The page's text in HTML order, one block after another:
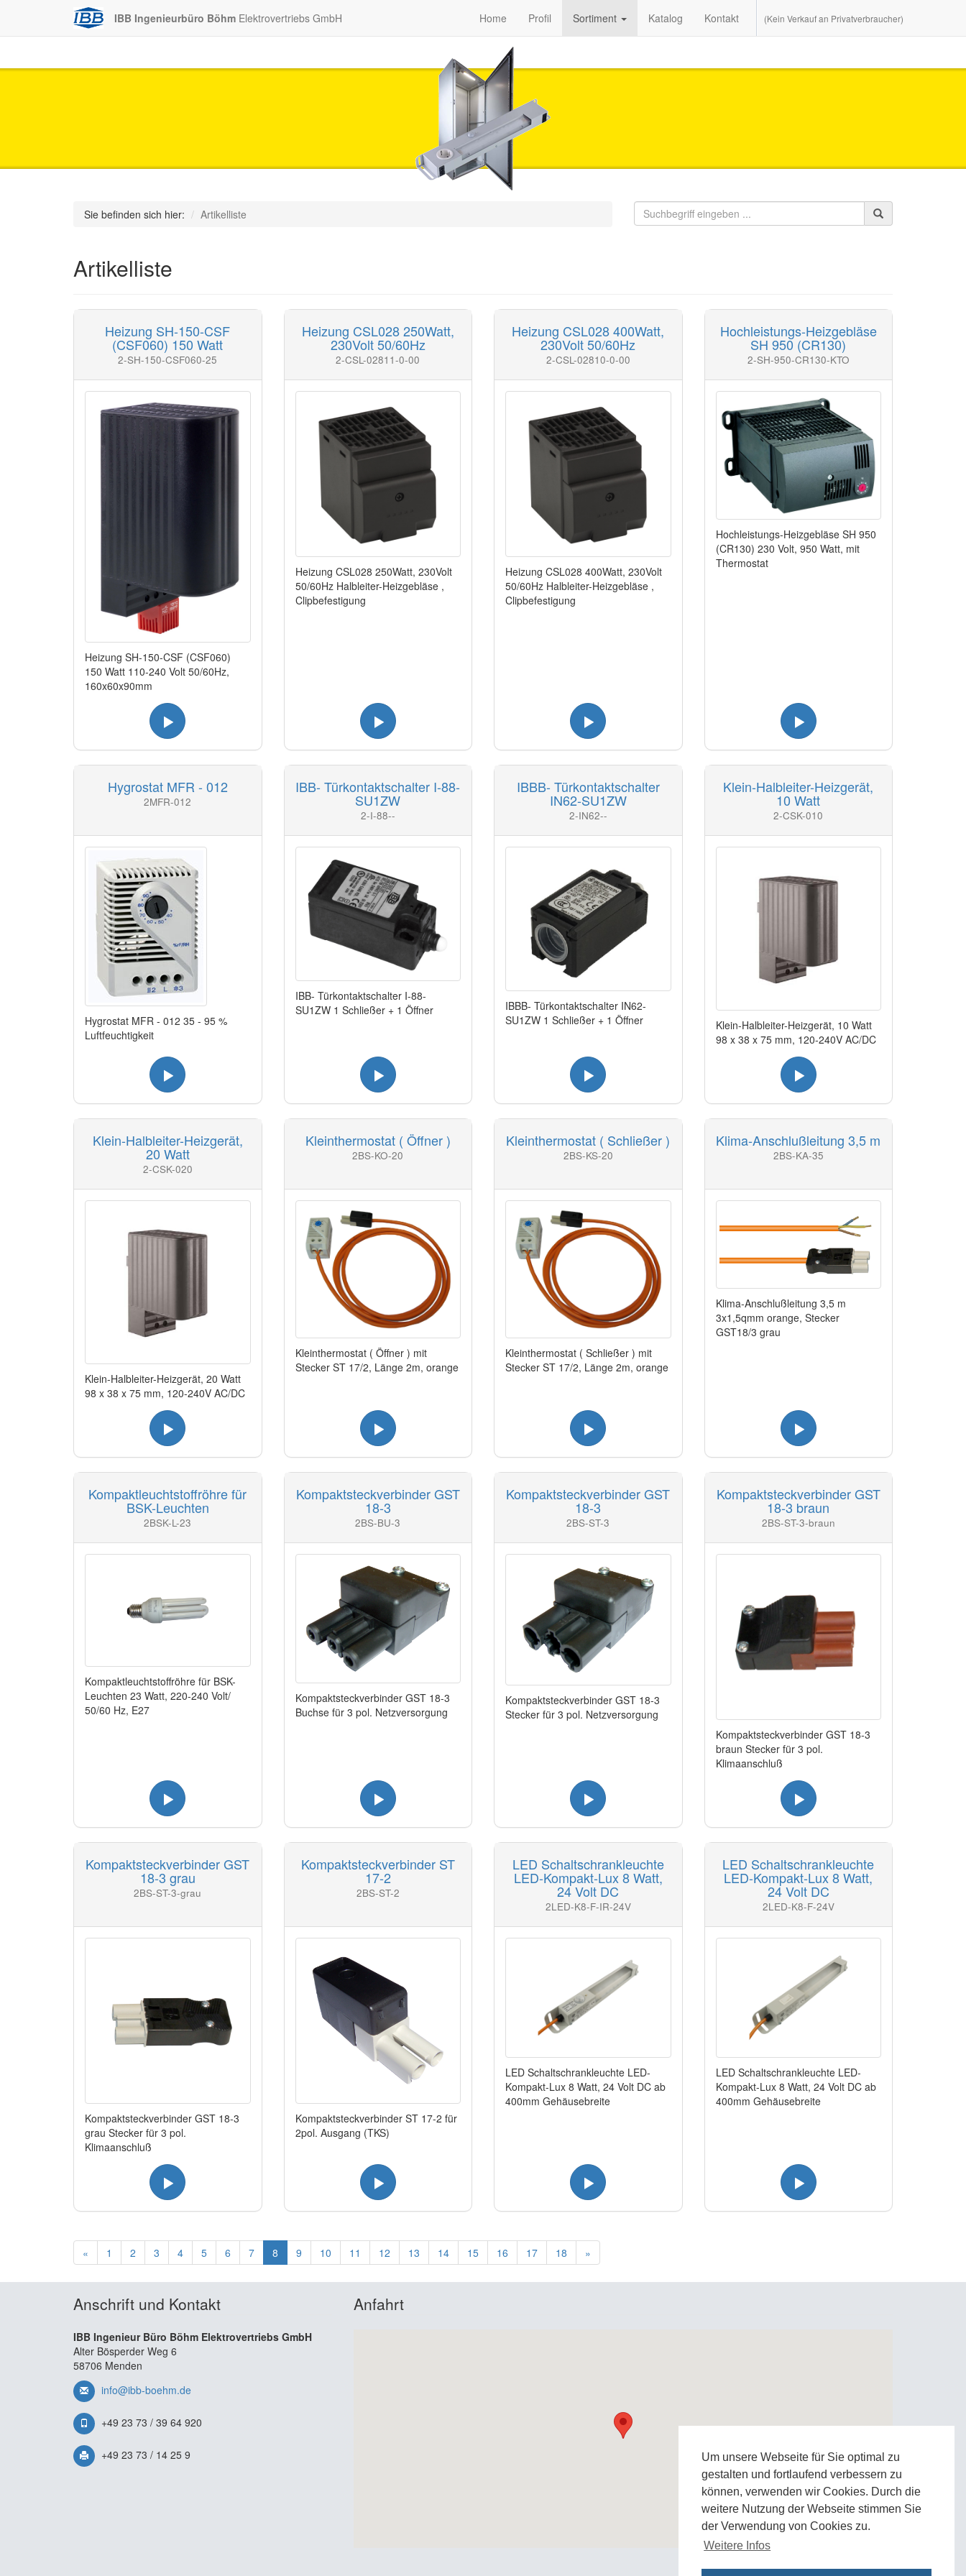
Um unsere Webseite für Sie optimal zu
gestalten und fortlaufend verbessern zu
können, verwenden wir Cookies. Durch die
weitere Nutzung der Webseite stimmen Sie
der Verwendung von Cookies zu.
Weitere Infos
IBB Ingenieurbüro Böhm Elektrovertriebs GmbH Home Profil Sortiment Katalog Kontakt (Kein Verkauf an Privatverbraucher)
Sie befinden sich hier: Artikelliste
Artikelliste
Heizung SH-150-CSF
(CSF060) 150 Watt
2-SH-150-CSF060-25
Heizung SH-150-CSF (CSF060)
150 Watt 110-240 Volt 50/60Hz,
160x60x90mm
Heizung CSL028 250Watt,
230Volt 50/60Hz
2-CSL-02811-0-00
Heizung CSL028 250Watt, 230Volt
50/60Hz Halbleiter-Heizgebläse ,
Clipbefestigung
Heizung CSL028 400Watt,
230Volt 50/60Hz
2-CSL-02810-0-00
Heizung CSL028 400Watt, 230Volt
50/60Hz Halbleiter-Heizgebläse ,
Clipbefestigung
Hochleistungs-Heizgebläse
SH 950 (CR130)
2-SH-950-CR130-KTO
Hochleistungs-Heizgebläse SH 950
(CR130) 230 Volt, 950 Watt, mit
Thermostat
Hygrostat MFR - 012
2MFR-012
Hygrostat MFR - 012 35 - 95 %
Luftfeuchtigkeit
IBB- Türkontaktschalter I-88-
SU1ZW
2-I-88--
IBB- Türkontaktschalter I-88-
SU1ZW 1 Schließer + 1 Öffner
IBBB- Türkontaktschalter
IN62-SU1ZW
2-IN62--
IBBB- Türkontaktschalter IN62-
SU1ZW 1 Schließer + 1 Öffner
Klein-Halbleiter-Heizgerät,
10 Watt
2-CSK-010
Klein-Halbleiter-Heizgerät, 10 Watt
98 x 38 x 75 mm, 120-240V AC/DC
Klein-Halbleiter-Heizgerät,
20 Watt
2-CSK-020
Klein-Halbleiter-Heizgerät, 20 Watt
98 x 38 x 75 mm, 120-240V AC/DC
Kleinthermostat ( Öffner )
2BS-KO-20
Kleinthermostat ( Öffner ) mit
Stecker ST 17/2, Länge 2m, orange
Kleinthermostat ( Schließer )
2BS-KS-20
Kleinthermostat ( Schließer ) mit
Stecker ST 17/2, Länge 2m, orange
Klima-Anschlußleitung 3,5 m
2BS-KA-35
Klima-Anschlußleitung 3,5 m
3x1,5qmm orange, Stecker
GST18/3 grau
Kompaktleuchtstoffröhre für
BSK-Leuchten
2BSK-L-23
Kompaktleuchtstoffröhre für BSK-
Leuchten 23 Watt, 220-240 Volt/
50/60 Hz, E27
Kompaktsteckverbinder GST
18-3
2BS-BU-3
Kompaktsteckverbinder GST 18-3
Buchse für 3 pol. Netzversorgung
Kompaktsteckverbinder GST
18-3
2BS-ST-3
Kompaktsteckverbinder GST 18-3
Stecker für 3 pol. Netzversorgung
Kompaktsteckverbinder GST
18-3 braun
2BS-ST-3-braun
Kompaktsteckverbinder GST 18-3
braun Stecker für 3 pol.
Klimaanschluß
Kompaktsteckverbinder GST
18-3 grau
2BS-ST-3-grau
Kompaktsteckverbinder GST 18-3
grau Stecker für 3 pol.
Klimaanschluß
Kompaktsteckverbinder ST
17-2
2BS-ST-2
Kompaktsteckverbinder ST 17-2 für
2pol. Ausgang (TKS)
LED Schaltschrankleuchte
LED-Kompakt-Lux 8 Watt,
24 Volt DC
2LED-K8-F-IR-24V
LED Schaltschrankleuchte LED-
Kompakt-Lux 8 Watt, 24 Volt DC ab
400mm Gehäusebreite
LED Schaltschrankleuchte
LED-Kompakt-Lux 8 Watt,
24 Volt DC
2LED-K8-F-24V
LED Schaltschrankleuchte LED-
Kompakt-Lux 8 Watt, 24 Volt DC ab
400mm Gehäusebreite
« 1 2 3 4 5 6 7 8 9 10 11 12 13 14 15 16 17 18 »
Anschrift und Kontakt
IBB Ingenieur Büro Böhm Elektrovertriebs GmbH
Alter Bösperder Weg 6
58706 Menden
info@ibb-boehm.de
+49 23 73 / 39 64 920
+49 23 73 / 14 25 9
Anfahrt
Zur Google Anfahrtskarte